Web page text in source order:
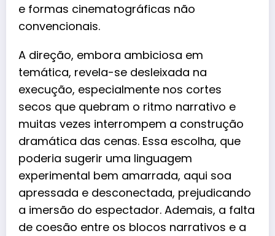
e formas cinematográficas não
convencionais.
A direção, embora ambiciosa em
temática, revela-se desleixada na
execução, especialmente nos cortes
secos que quebram o ritmo narrativo e
muitas vezes interrompem a construção
dramática das cenas. Essa escolha, que
poderia sugerir uma linguagem
experimental bem amarrada, aqui soa
apressada e desconectada, prejudicando
a imersão do espectador. Ademais, a falta
de coesão entre os blocos narrativos e a